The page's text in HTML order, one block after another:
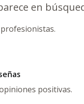
en
positivas.